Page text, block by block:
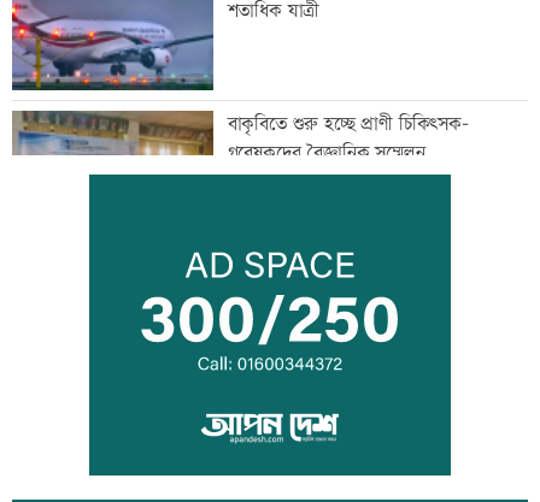
শতাধিক যাত্রী
বাকৃবিতে শুরু হচ্ছে প্রাণী চিকিৎসক-
গবেষকদের বৈজ্ঞানিক সম্মেলন
বন্দরে বিস্ফোরণে একই পরিবারের ৩ জন দগ্ধ
পাঁচ আর্থিক প্রতিষ্ঠান বন্ধের অনুমোদন,
রোববার প্রশাসক নিয়োগ